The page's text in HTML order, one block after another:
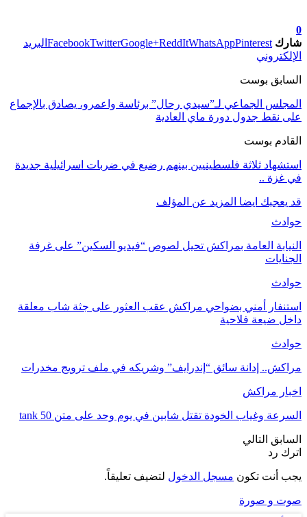
0
شارك
FacebookTwitterGoogle+ReddItWhatsAppPinterest
البريد
الإلكتروني
السابق بوست
المجلس الجماعي لـ”سيدي رحال” برئاسة واعمرو، يصادق بالإجماع
على نقط جدول دورة ماي العادية
القادم بوست
استشهاد ثلاثة فلسطينيين بينهم رضيع في ضربات اسرائيلية جديدة
في غزة ..
قد يعجبك ايضا المزيد عن المؤلف
حوادث
النيابة العامة بمراكش تحيل لصوص “فيديو السكين” على غرفة
الجنايات
حوادث
استنفار أمني بضواحي مراكش عقب العثور على جثة شاب معلقة
داخل ضيعة فلاحية
حوادث
مراكش.. إدانة سائق “إندرايف” وشريكه في ملف ترويج مخدرات
اخبار مراكش
السرعة وغياب الخودة تقتل شابين في يوم وحد على متن tank 50
السابق التالي
اترك رد
يجب أنت تكون مسجل الدخول لتضيف تعليقاً.
صوت و صورة